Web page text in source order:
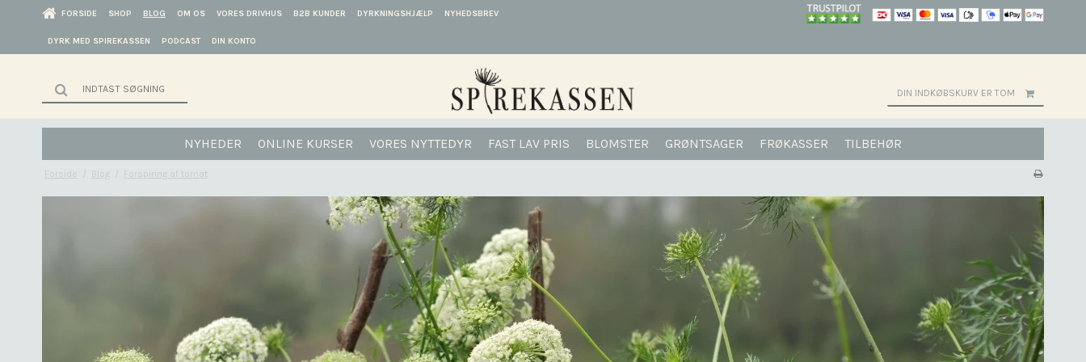
FORSIDE SHOP BLOG OM OS VORES DRIVHUS B2B KUNDER DYRKNINGSHJÆLP NYHEDSBREV
DYRK MED SPIREKASSEN PODCAST DIN KONTO
DIN INDKØBSKURV ER TOM
NYHEDER ONLINE KURSER VORES NYTTEDYR FAST LAV PRIS BLOMSTER GRØNTSAGER FRØKASSER TILBEHØR
Forside Blog Forspiring af tomat